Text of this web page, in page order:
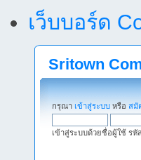
เว็บบอร์ด
Sritown
กรุณา เข้าสู่ระบบ หรือ สมั
เข้าสู่ระบบด้วยชื่อผู้ใช้ รหั